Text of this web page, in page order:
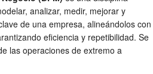
analizar, medir, mejorar y
de una empresa, alineándolos con
eficiencia y repetibilidad. Se
las operaciones de extremo a